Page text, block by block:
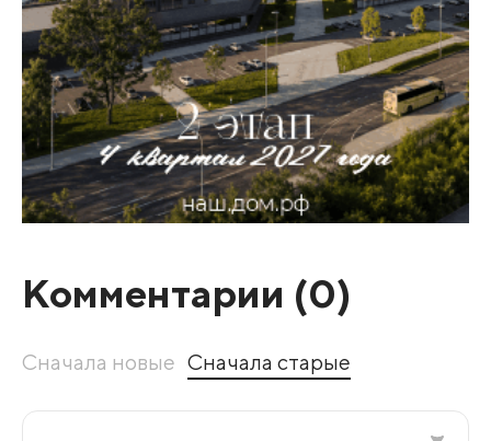
Комментарии (0)
Сначала новые Сначала старые